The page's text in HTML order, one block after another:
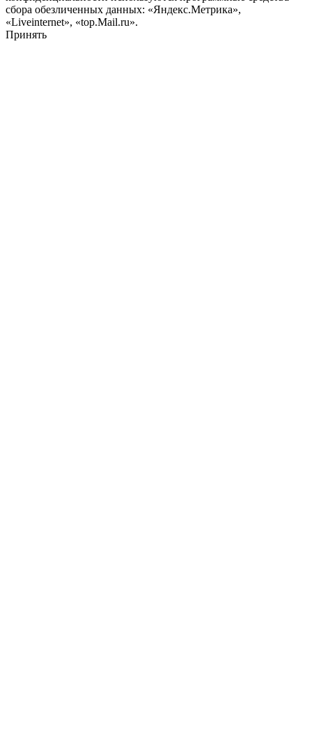
сбора обезличенных данных: «Яндекс.Метрика»,
«Liveinternet», «top.Mail.ru».
Принять